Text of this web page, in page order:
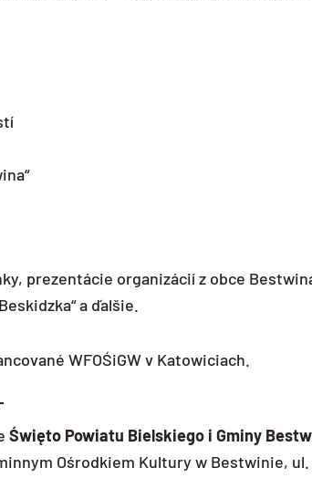
prezentácie organizácií z obce
a ďalšie.
WFOŚiGW v Katowiciach.
Święto Powiatu Bielskiego i Gminy
Ośrodkiem Kultury w Bestwinie,